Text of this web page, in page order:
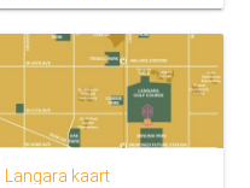
Langara kaart